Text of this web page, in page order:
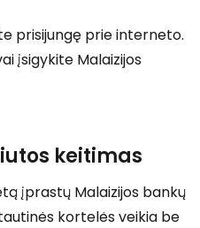
prisijungę prie interneto.
įsigykite Malaizijos
keitimas
įprastų Malaizijos bankų
kortelės veikia be